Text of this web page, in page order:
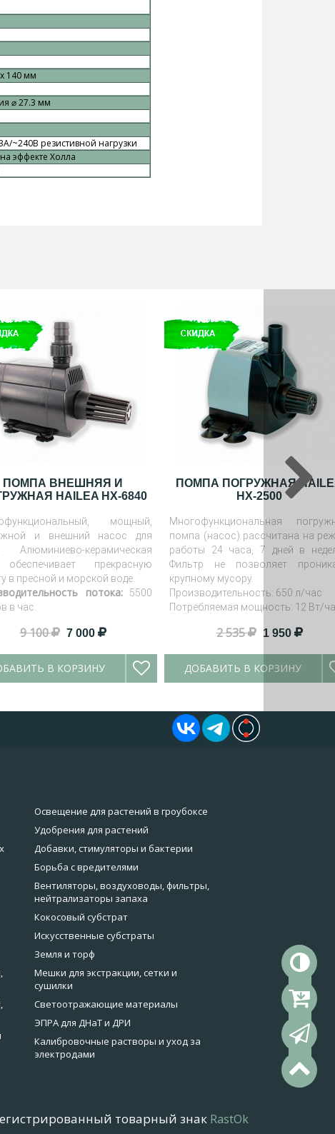
140 мм
⌀ 27.3 мм
~240В резистивной нагрузки
эффекте Холла
ПОМПА ВНЕШНЯЯ И
HAILEA HX-6840
мощный,
и внешний насос для
Алюминиево-керамическая
прекрасную
в пресной и морской воде.
потока:5500
в час.
9 100 7 000
В КОРЗИНУ
ПОМПА ПОГРУЖНАЯ
HX-2500
Многофункциональная
помпа (насос) рассчитана на
работы 24 часа, 7 дней в
Фильтр не позволяет
крупному мусору.
Производительность: 650 л/час
Потребляемая мощность: 12 Вт/
2 535 1 950
ДОБАВИТЬ В КОРЗИНУ
Освещение для растений в гроубоксе
Удобрения для растений
Добавки, стимуляторы и бактерии
Борьба с вредителями
Вентиляторы, воздуховоды, фильтры,
нейтрализаторы запаха
Кокосовый субстрат
Искусственные субстраты
Земля и торф
Мешки для экстракции, сетки и
сушилки
Светоотражающие материалы
ЭПРА для ДНаТ и ДРИ
Калибровочные растворы и уход за
электродами
товарный знак RastOk